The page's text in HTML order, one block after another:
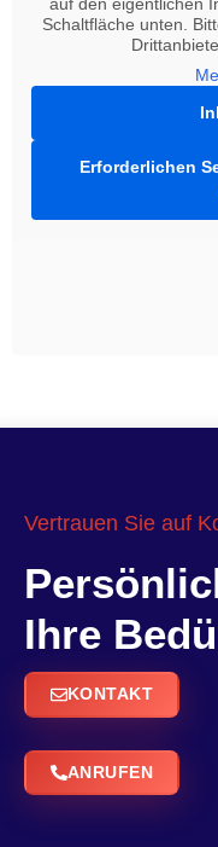
Schaltfläche unten.
Erforderlichen
Vertrauen Sie auf
Ihre
KONTAKT
ANRUFEN